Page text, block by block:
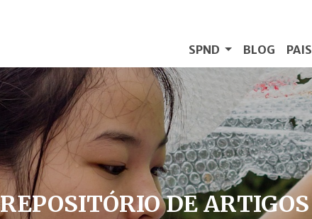
SPND BLOG PAIS
REPOSITÓRIO DE ARTIGOS